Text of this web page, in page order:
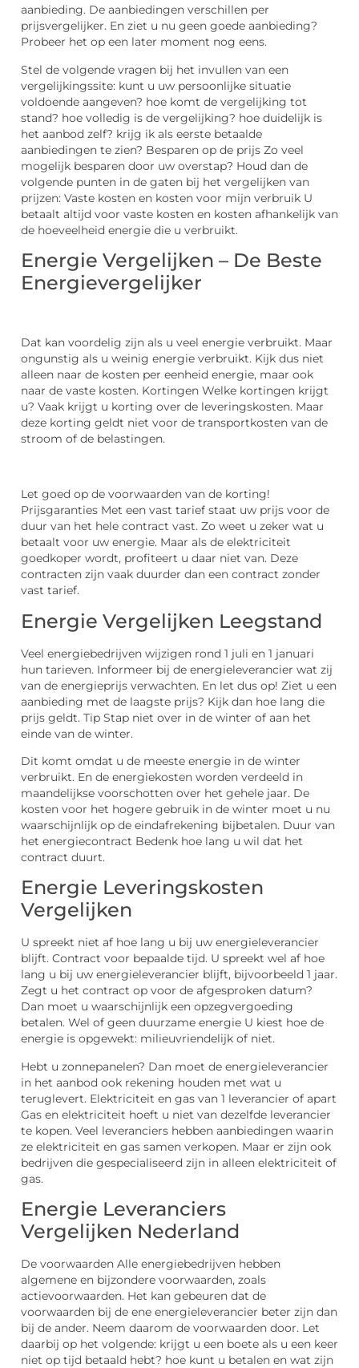
aanbieding. De aanbiedingen verschillen per
prijsvergelijker. En ziet u nu geen goede aanbieding?
Probeer het op een later moment nog eens.
Stel de volgende vragen bij het invullen van een
vergelijkingssite: kunt u uw persoonlijke situatie
voldoende aangeven? hoe komt de vergelijking tot
stand? hoe volledig is de vergelijking? hoe duidelijk is
het aanbod zelf? krijg ik als eerste betaalde
aanbiedingen te zien? Besparen op de prijs Zo veel
mogelijk besparen door uw overstap? Houd dan de
volgende punten in de gaten bij het vergelijken van
prijzen: Vaste kosten en kosten voor mijn verbruik U
betaalt altijd voor vaste kosten en kosten afhankelijk van
de hoeveelheid energie die u verbruikt.
Energie Vergelijken – De Beste
Energievergelijker
Dat kan voordelig zijn als u veel energie verbruikt. Maar
ongunstig als u weinig energie verbruikt. Kijk dus niet
alleen naar de kosten per eenheid energie, maar ook
naar de vaste kosten. Kortingen Welke kortingen krijgt
u? Vaak krijgt u korting over de leveringskosten. Maar
deze korting geldt niet voor de transportkosten van de
stroom of de belastingen.
Let goed op de voorwaarden van de korting!
Prijsgaranties Met een vast tarief staat uw prijs voor de
duur van het hele contract vast. Zo weet u zeker wat u
betaalt voor uw energie. Maar als de elektriciteit
goedkoper wordt, profiteert u daar niet van. Deze
contracten zijn vaak duurder dan een contract zonder
vast tarief.
Energie Vergelijken Leegstand
Veel energiebedrijven wijzigen rond 1 juli en 1 januari
hun tarieven. Informeer bij de energieleverancier wat zij
van de energieprijs verwachten. En let dus op! Ziet u een
aanbieding met de laagste prijs? Kijk dan hoe lang die
prijs geldt. Tip Stap niet over in de winter of aan het
einde van de winter.
Dit komt omdat u de meeste energie in de winter
verbruikt. En de energiekosten worden verdeeld in
maandelijkse voorschotten over het gehele jaar. De
kosten voor het hogere gebruik in de winter moet u nu
waarschijnlijk op de eindafrekening bijbetalen. Duur van
het energiecontract Bedenk hoe lang u wil dat het
contract duurt.
Energie Leveringskosten
Vergelijken
U spreekt niet af hoe lang u bij uw energieleverancier
blijft. Contract voor bepaalde tijd. U spreekt wel af hoe
lang u bij uw energieleverancier blijft, bijvoorbeeld 1 jaar.
Zegt u het contract op voor de afgesproken datum?
Dan moet u waarschijnlijk een opzegvergoeding
betalen. Wel of geen duurzame energie U kiest hoe de
energie is opgewekt: milieuvriendelijk of niet.
Hebt u zonnepanelen? Dan moet de energieleverancier
in het aanbod ook rekening houden met wat u
teruglevert. Elektriciteit en gas van 1 leverancier of apart
Gas en elektriciteit hoeft u niet van dezelfde leverancier
te kopen. Veel leveranciers hebben aanbiedingen waarin
ze elektriciteit en gas samen verkopen. Maar er zijn ook
bedrijven die gespecialiseerd zijn in alleen elektriciteit of
gas.
Energie Leveranciers
Vergelijken Nederland
De voorwaarden Alle energiebedrijven hebben
algemene en bijzondere voorwaarden, zoals
actievoorwaarden. Het kan gebeuren dat de
voorwaarden bij de ene energieleverancier beter zijn dan
bij de ander. Neem daarom de voorwaarden door. Let
daarbij op het volgende: krijgt u een boete als u een keer
niet op tijd betaald hebt? hoe kunt u betalen en wat zijn